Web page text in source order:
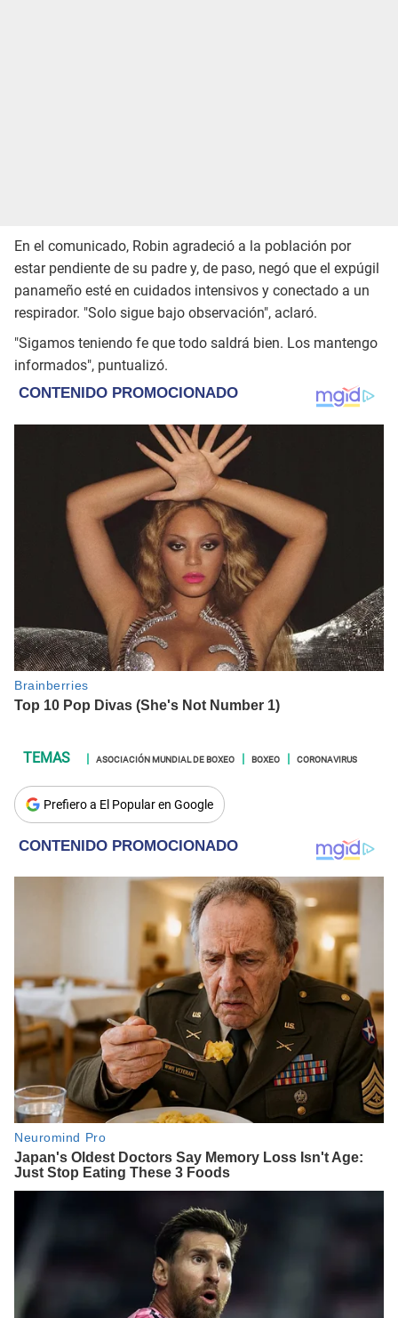
En el comunicado, Robin agradeció a la población por
estar pendiente de su padre y, de paso, negó que el expúgil
panameño esté en cuidados intensivos y conectado a un
respirador. "Solo sigue bajo observación", aclaró.
"Sigamos teniendo fe que todo saldrá bien. Los mantengo
informados", puntualizó.
ASOCIACIÓN MUNDIAL DE BOXEO BOXEO CORONAVIRUS
Prefiero a El Popular en Google